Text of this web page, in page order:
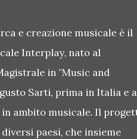
e creazione musicale è il
Interplay, nato al
in "Music and
Sarti, prima in Italia e
ambito musicale. Il
paesi, che insieme